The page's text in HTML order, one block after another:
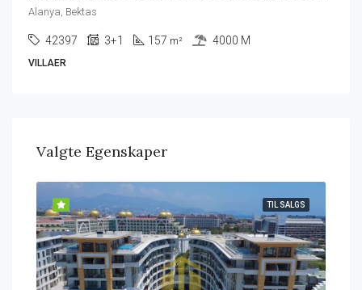
Alanya, Bektas
42397 3+1 157 m² 4000 M
VILLAER
Valgte Egenskaper
TIL SALGS